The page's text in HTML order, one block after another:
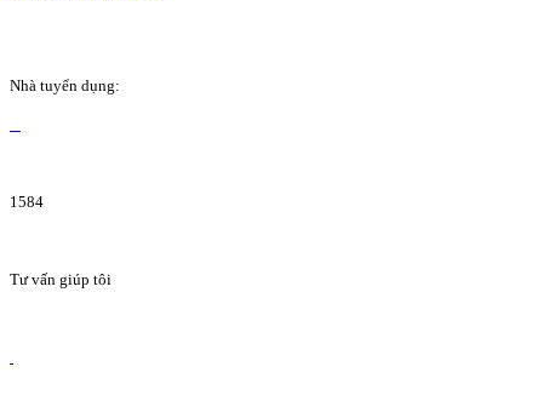
Nhà tuyển dụng:
1584
Tư vấn giúp tôi